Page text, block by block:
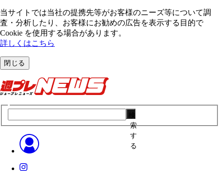
当サイトでは当社の提携先等がお客様のニーズ等について調
査・分析したり、お客様にお勧めの広告を表⽰する⽬的で
Cookie を使⽤する場合があります。
詳しくはこちら
閉じる
索
す
る